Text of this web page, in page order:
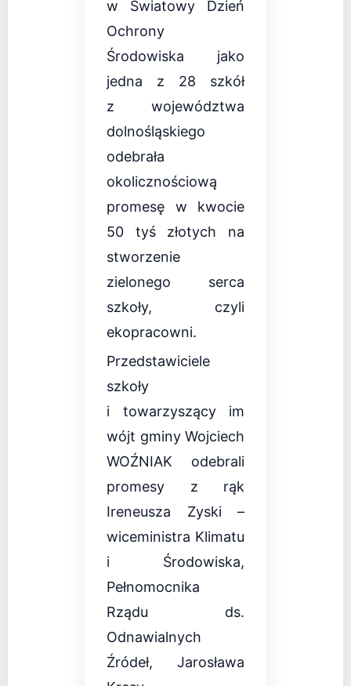
w Światowy Dzień
Ochrony
Środowiska jako
jedna z 28 szkół
z województwa
dolnośląskiego
odebrała
okolicznościową
promesę w kwocie
50 tyś złotych na
stworzenie
zielonego serca
szkoły, czyli
ekopracowni.
Przedstawiciele
szkoły
i towarzyszący im
wójt gminy Wojciech
WOŹNIAK odebrali
promesy z rąk
Ireneusza Zyski –
wiceministra Klimatu
i Środowiska,
Pełnomocnika
Rządu ds.
Odnawialnych
Źródeł, Jarosława